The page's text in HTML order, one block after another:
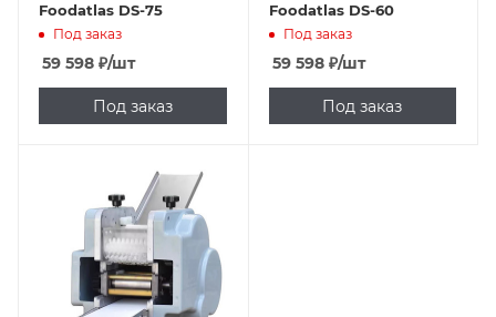
Foodatlas DS-75
Под заказ
59 598 ₽/шт
Под заказ
Foodatlas DS-60
Под заказ
59 598₽/шт
Под заказ